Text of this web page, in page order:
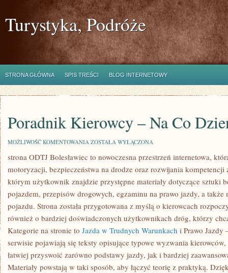
Turystyka, Podróże
STRONA GŁÓWNA SPIS TREŚCI BLOG INTERNETOWY
Poradnik Kierowcy – Na Co
MOŻLIWOŚĆ KOMENTOWANIA PORADNIK
–
CO
DZIEŃ
ZOSTAŁA WYŁĄCZONA
strona ODTJ Bolesławiec to nowoczesna przestrzeń internetowa,
motoryzacji, bezpieczeństwa na drodze oraz rozwijania
którym użytkownik znajdzie przystępne materiały dotyczące sztuki
pojazdem, przepisów drogowych, egzaminu na prawo jazdy, a także
pojazdu. Strona została przygotowana z myślą o kierowcach
również o bardziej doświadczonych użytkownikach dróg, którzy
Kategorie na stronie to Jazda w Trudnych Warunkach i Prawo Jazdy
serwisie pojawiają się teksty opisujące typowe wyzwania
łatwiej przyswoić zarówno podstawy jazdy, jak i bardziej
Materiały powstają w taki sposób, aby łączyć teorię z praktyką.